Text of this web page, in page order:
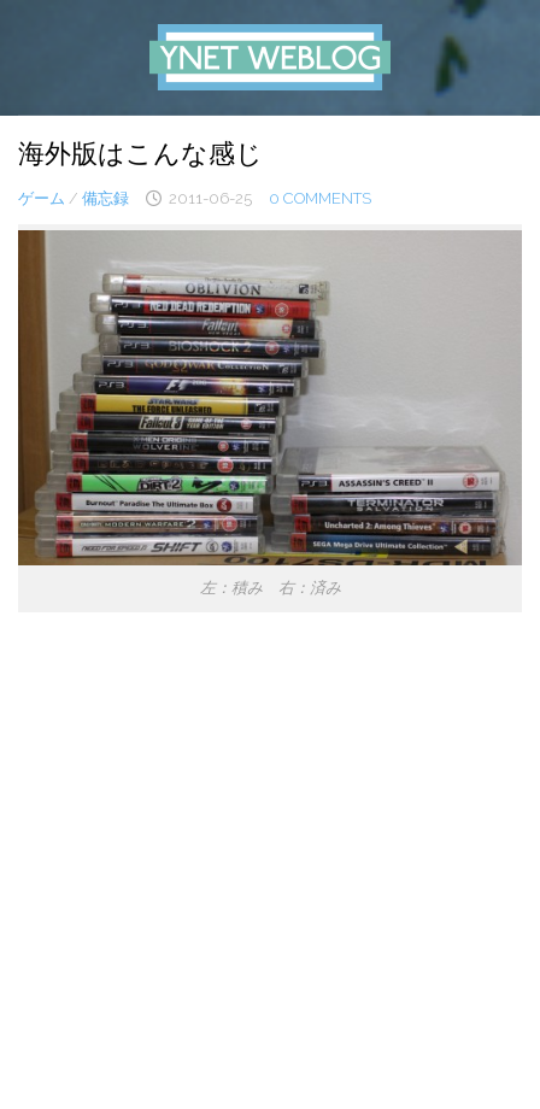
海外版はこんな感じ
ゲーム / 備忘録 2011-06-25 0 COMMENTS
左：積み 右：済み